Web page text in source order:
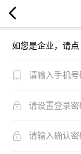
如您是企业，请点